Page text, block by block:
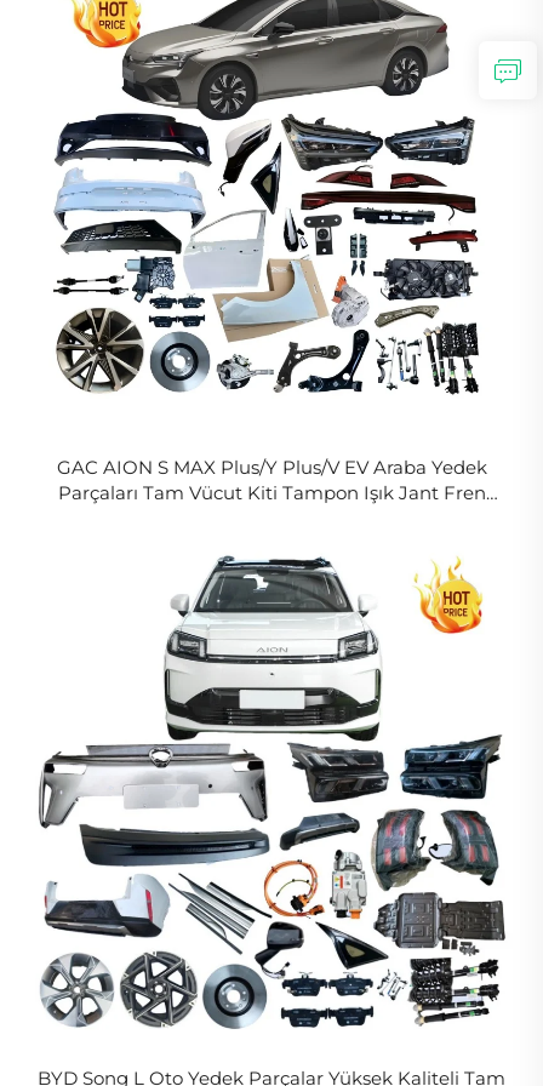
GAC AION S MAX Plus/Y Plus/V EV Araba Yedek
Parçaları Tam Vücut Kiti Tampon Işık Jant Fren
BYD Song L Oto Yedek Parçalar Yüksek Kaliteli Tam